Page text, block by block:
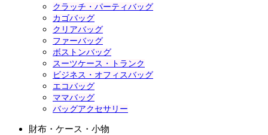
クラッチ・パーティバッグ
カゴバッグ
クリアバッグ
ファーバッグ
ボストンバッグ
スーツケース・トランク
ビジネス・オフィスバッグ
エコバッグ
ママバッグ
バッグアクセサリー
財布・ケース・小物